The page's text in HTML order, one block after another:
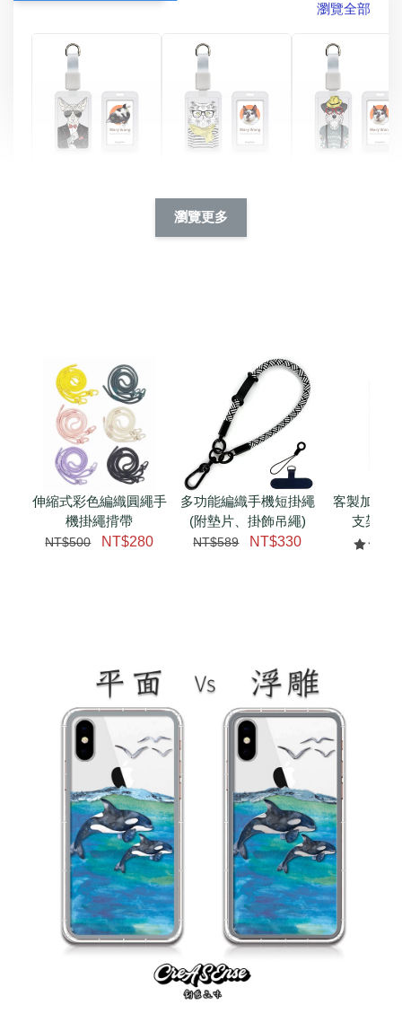
瀏覽全部
件套(附伸縮卡扣)
CSAA05
加入購物車
加購配件包折 $𝟯𝟬
瀏覽全部
視化妝包
NT$ 129
NT$ 159
- +
大眼睛透氣網眼透
視束口斜背包
NT$ 159
NT$ 189
- +
大眼睛透氣網
視手提沙灘包
NT$ 219
加入購物車
瀏覽更多
瀏覽更多
伸縮式彩色編織圓繩手
機掛繩揹帶
NT$500 NT$280
多功能編織手機短掛繩
(附墊片、掛飾吊繩)
NT$589 NT$330
客製加購
支架 腕